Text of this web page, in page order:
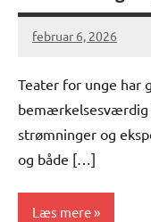
februar 6, 2026
Teater for unge har
bemærkelsesværdig
strømninger og
og både […]
Læs mere